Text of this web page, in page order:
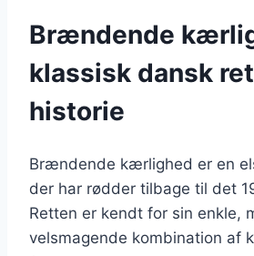
Brændende
klassisk dansk
historie
Brændende kærlighed er en
der har rødder tilbage til det
Retten er kendt for sin enkle,
velsmagende kombination af